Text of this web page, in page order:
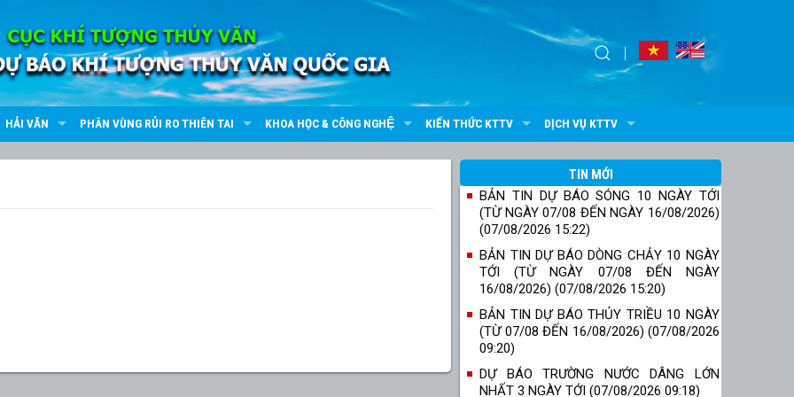
HẢI VĂN PHÂN VÙNG RỦI RO THIÊN TAI KHOA HỌC & CÔNG NGHỆ KIẾN THỨC KTTV DỊCH VỤ KTTV
TIN MỚI
BẢN TIN DỰ BÁO SÓNG 10 NGÀY TỚI
(TỪ NGÀY 07/08 ĐẾN NGÀY 16/08/2026)
(07/08/2026 15:22)
BẢN TIN DỰ BÁO DÒNG CHẢY 10 NGÀY
TỚI (TỪ NGÀY 07/08 ĐẾN NGÀY
16/08/2026) (07/08/2026 15:20)
BẢN TIN DỰ BÁO THỦY TRIỀU 10 NGÀY
(TỪ 07/08 ĐẾN 16/08/2026) (07/08/2026
09:20)
DỰ BÁO TRƯỜNG NƯỚC DÂNG LỚN
NHẤT 3 NGÀY TỚI (07/08/2026 09:18)